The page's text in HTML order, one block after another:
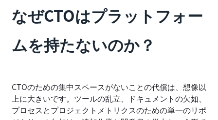
なぜCTOはプラットフォー
ムを持たないのか？
CTOのための集中スペースがないことの代償は、想像以
上に大きいです。ツールの乱立、ドキュメントの欠如、
プロセスとプロジェクトメトリクスのための単一のリポ